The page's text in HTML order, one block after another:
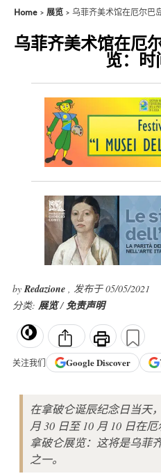
Home 展览 乌菲齐美术馆在厄尔巴
乌菲齐美术馆在厄
览：时
byRedazione , 发布于 05/05/2021
分类: 展览/免责声明
关注我们 GoogleDiscover
在拿破仑诞辰纪念日当天
月 30 日至 10 月 10 日在
拿破仑展览：这将是乌菲
之一。